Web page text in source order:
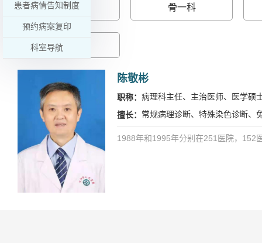
儿科 骨一科
发热门诊
陈敬彬
职称： 病理科主任、主治医师、医学硕
擅长： 常规病理诊断、特殊染色诊断、
1988年和1995年分别在251医院，152
患者病情告知制度
预约病案复印
科室导航